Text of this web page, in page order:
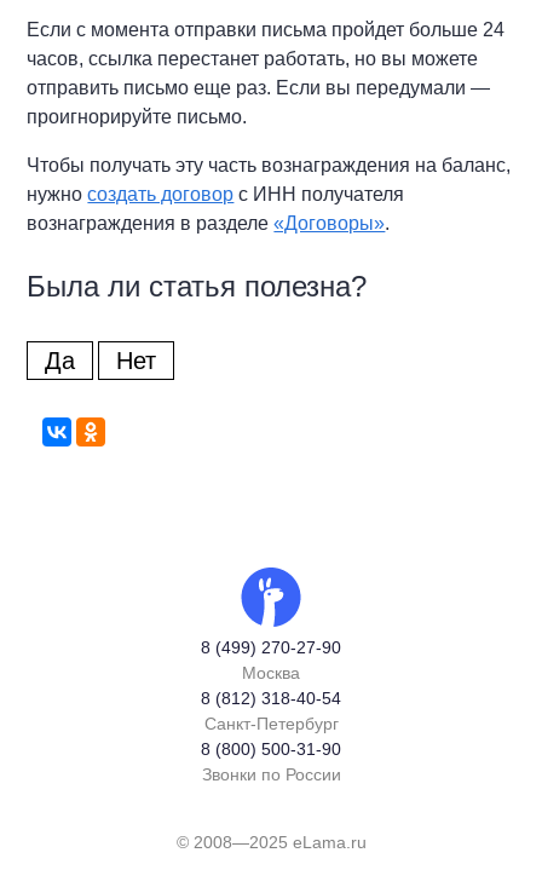
Если с момента отправки письма пройдет больше 24
часов, ссылка перестанет работать, но вы можете
отправить письмо еще раз. Если вы передумали —
проигнорируйте письмо.
Чтобы получать эту часть вознаграждения на баланс,
нужносоздать договор с ИНН получателя
вознаграждения в разделе«Договоры».
Была ли статья полезна?
Да Нет
8 (499) 270-27-90
Москва
8 (812) 318-40-54
Санкт-Петербург
8 (800) 500-31-90
Звонки по России
© 2008—2025 eLama.ru